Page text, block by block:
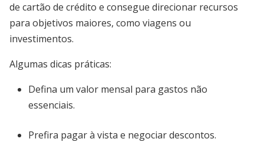
de cartão de crédito e consegue direcionar recursos
para objetivos maiores, como viagens ou
investimentos.
Algumas dicas práticas:
Defina um valor mensal para gastos não
essenciais.
Prefira pagar à vista e negociar descontos.